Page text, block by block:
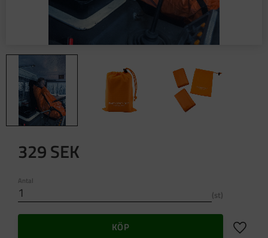
329SEK
Antal
st
KÖP Lägg